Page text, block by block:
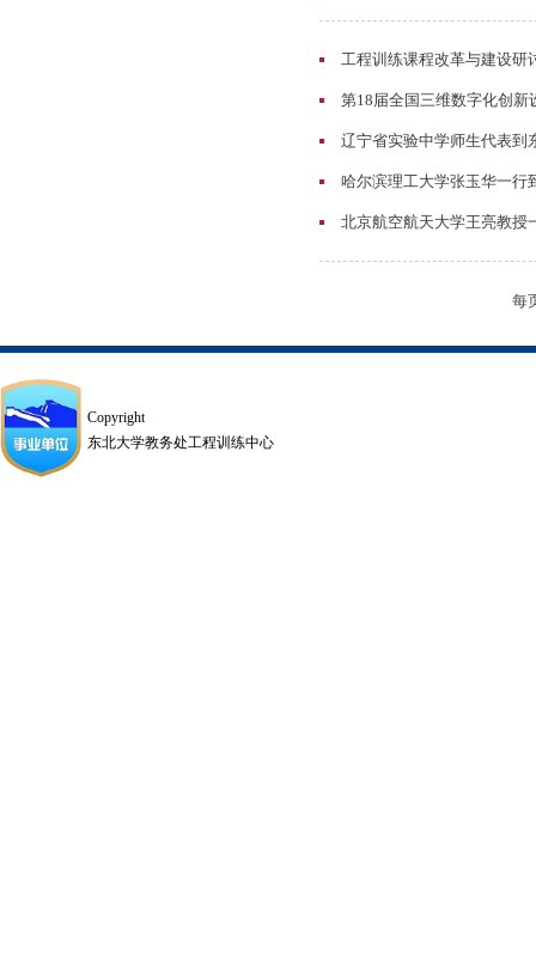
工程训练课程改革与建设研
第18届全国三维数字化创
辽宁省实验中学师生代表到
哈尔滨理工大学张玉华一行
北京航空航天大学王亮教授
每
Copyright
东北大学教务处工程训练中心